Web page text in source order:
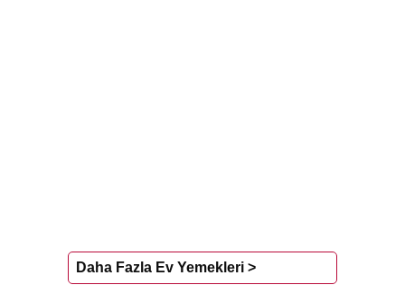
Daha Fazla Ev Yemekleri >